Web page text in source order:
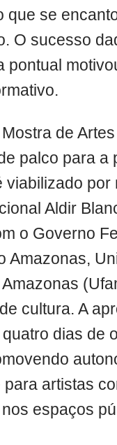
que se
O sucesso
pontual
de
palco para a
viabilizado por
Aldir
o Governo
Amazonas,
cultura. A
dias de
artistas
espaços